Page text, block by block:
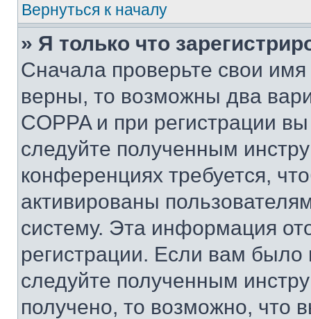
Вернуться к началу
» Я только что
Сначала проверьте свои
верны, то возможны два
COPPA и при регистрации
следуйте полученным
конференциях требуется,
активированы
систему. Эта информация
регистрации. Если вам
следуйте полученным
получено, то возможно, что